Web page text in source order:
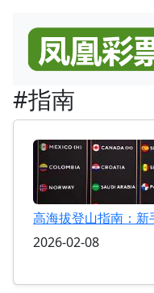
#指南
高海拔登山指南：
2026-02-08